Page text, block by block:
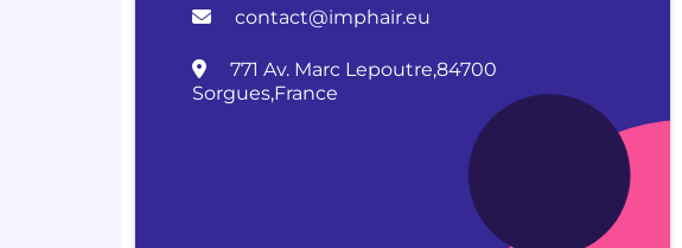
contact@imphair.eu
771 Av. Marc Lepoutre,84700
Sorgues,France